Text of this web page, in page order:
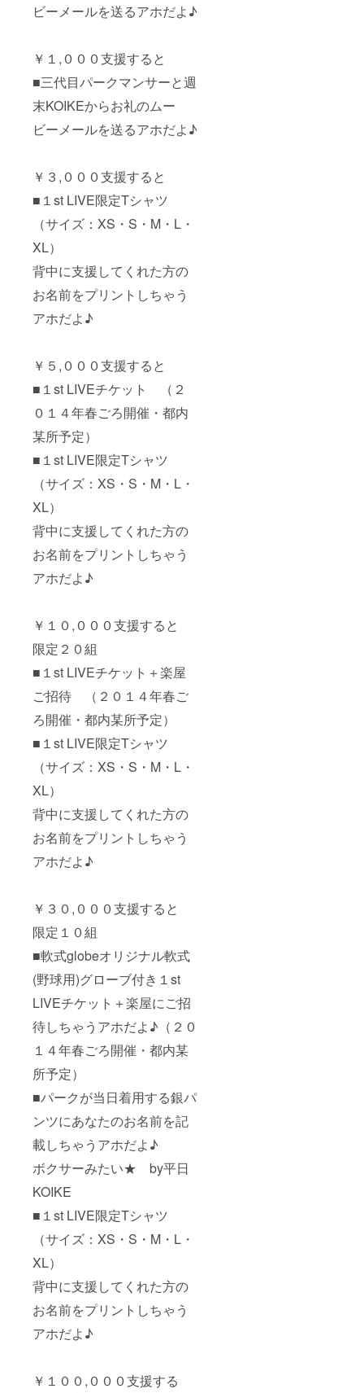
ビーメールを送るアホだよ♪
￥１,０００支援すると
■三代目パークマンサーと週
末KOIKEからお礼のムー
ビーメールを送るアホだよ♪
￥３,０００支援すると
■１st LIVE限定Tシャツ
（サイズ：XS・S・M・L・
XL）
背中に支援してくれた方の
お名前をプリントしちゃう
アホだよ♪
￥５,０００支援すると
■１st LIVEチケット （２
０１４年春ごろ開催・都内
某所予定）
■１st LIVE限定Tシャツ
（サイズ：XS・S・M・L・
XL）
背中に支援してくれた方の
お名前をプリントしちゃう
アホだよ♪
￥１０,０００支援すると
限定２０組
■１st LIVEチケット＋楽屋
ご招待 （２０１４年春ご
ろ開催・都内某所予定）
■１st LIVE限定Tシャツ
（サイズ：XS・S・M・L・
XL）
背中に支援してくれた方の
お名前をプリントしちゃう
アホだよ♪
￥３０,０００支援すると
限定１０組
■軟式globeオリジナル軟式
(野球用)グローブ付き１st
LIVEチケット＋楽屋にご招
待しちゃうアホだよ♪（２０
１４年春ごろ開催・都内某
所予定）
■パークが当日着用する銀パ
ンツにあなたのお名前を記
載しちゃうアホだよ♪
ボクサーみたい★ by平日
KOIKE
■１st LIVE限定Tシャツ
（サイズ：XS・S・M・L・
XL）
背中に支援してくれた方の
お名前をプリントしちゃう
アホだよ♪
￥１００,０００支援する